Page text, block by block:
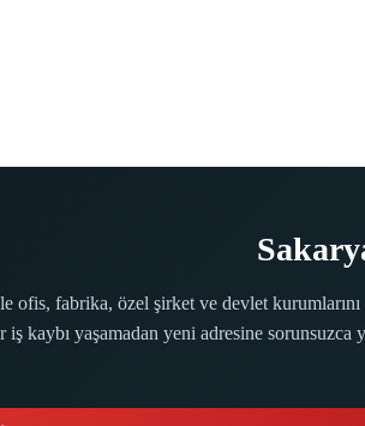
fabrika, özel şirket ve devlet kurumlarını
iş kaybı yaşamadan yeni adresine